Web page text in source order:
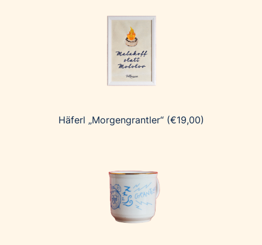
Häferl „Morgengrantler“ (€19,00)